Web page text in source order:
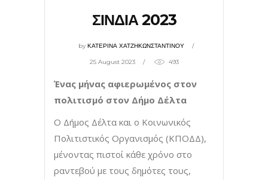
ΣΙΝΔΙΑ 2023
byΚΑΤΕΡΙΝΑ ΧΑΤΖΗΚΩΝΣΤΑΝΤΙΝΟΥ
25 August 2023 493
Ένας μήνας αφιερωμένος στον
πολιτισμό στον Δήμο Δέλτα
Ο Δήμος Δέλτα και ο Κοινωνικός
Πολιτιστικός Οργανισμός (ΚΠΟΔΔ),
μένοντας πιστοί κάθε χρόνο στο
ραντεβού με τους δημότες τους,